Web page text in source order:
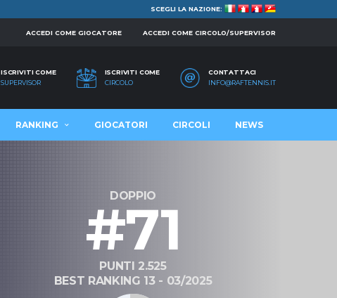
SCEGLI LA NAZIONE:
ACCEDI COME GIOCATORE ACCEDI COME CIRCOLO/SUPERVISOR
ISCRIVITI COME
SUPERVISOR
ISCRIVITI COME
CIRCOLO
CONTATTACI
INFO@RAFTENNIS.IT
RANKING GIOCATORI CIRCOLI NEWS
DOPPIO
#71
PUNTI 2.525
BEST RANKING 13 - 03/2025